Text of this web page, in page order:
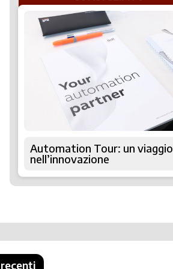
Automation Tour: un viaggio
nell’innovazione